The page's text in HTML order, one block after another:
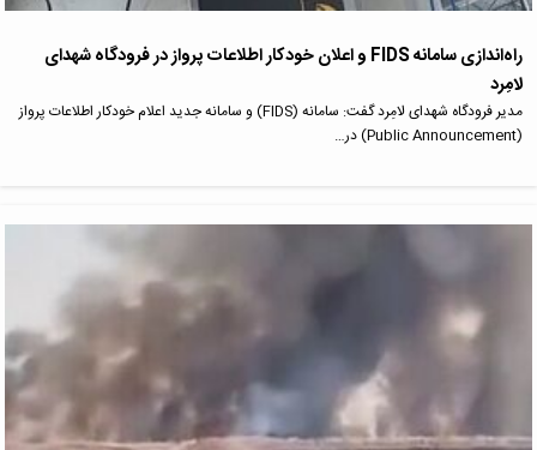
راه‌اندازی سامانه FIDS و اعلان خودکار اطلاعات پرواز در فرودگاه شهدای
لامِرد
مدیر فرودگاه‌ شهدای لامِرد گفت: سامانه (FIDS) و سامانه جدید اعلام خودکار اطلاعات پرواز
(Public Announcement) در…